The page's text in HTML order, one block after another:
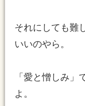
それにしても難
いいのやら。
「愛と憎しみ
よ。